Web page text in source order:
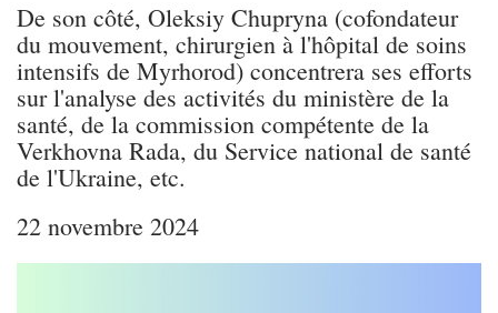
De son côté, Oleksiy Chupryna (cofondateur
du mouvement, chirurgien à l'hôpital de soins
intensifs de Myrhorod) concentrera ses efforts
sur l'analyse des activités du ministère de la
santé, de la commission compétente de la
Verkhovna Rada, du Service national de santé
de l'Ukraine, etc.
22 novembre 2024